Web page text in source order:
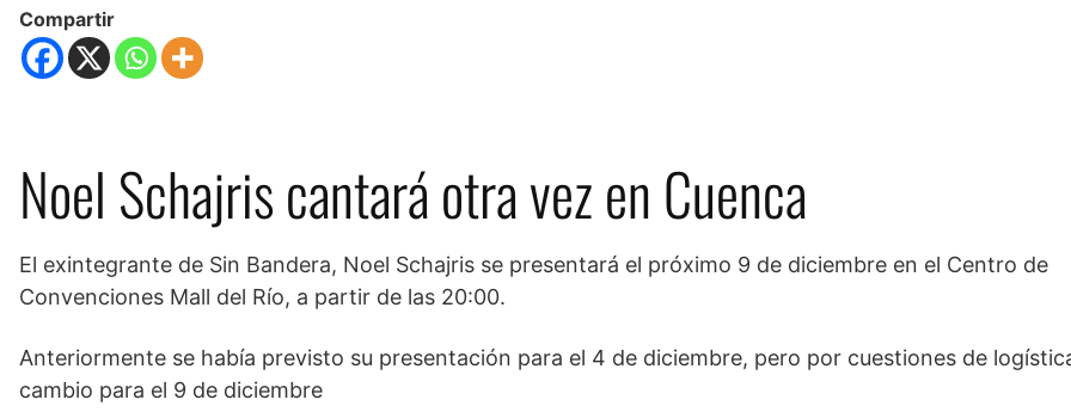
Compartir
Noel Schajris cantará otra vez en Cuenca
El exintegrante de Sin Bandera, Noel Schajris se presentará el próximo 9 de diciembre en el Centro de
Convenciones Mall del Río, a partir de las 20:00.
Anteriormente se había previsto su presentación para el 4 de diciembre, pero por cuestiones de
cambio para el 9 de diciembre